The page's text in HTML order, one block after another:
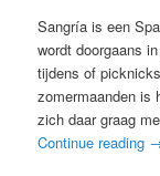
Sangría is een
wordt doorgaans
tijdens of
zomermaanden is
zich daar graag
Continue reading